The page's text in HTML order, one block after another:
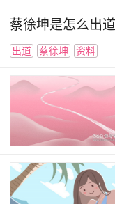
该片上映七天票
则达到了3.8亿人
真人秀《真正男
2017年2月，杨
而不失执着，温
色、青丘九尾狐
蔡徐坤是怎么出
出道 蔡徐坤 资料